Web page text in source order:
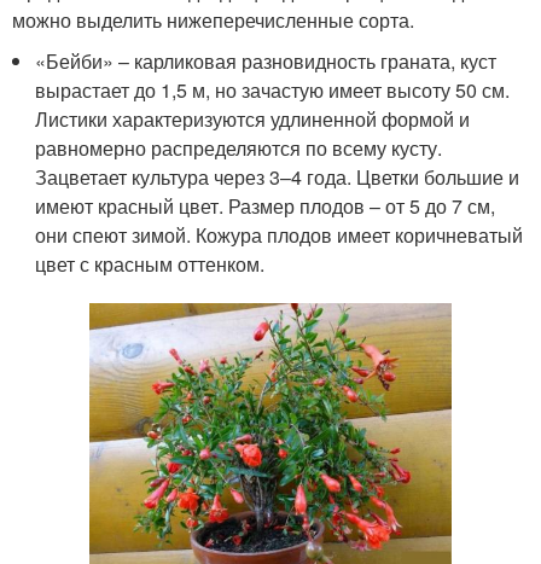
можно выделить нижеперечисленные сорта.
«Бейби» – карликовая разновидность граната, куст
вырастает до 1,5 м, но зачастую имеет высоту 50 см.
Листики характеризуются удлиненной формой и
равномерно распределяются по всему кусту.
Зацветает культура через 3–4 года. Цветки большие и
имеют красный цвет. Размер плодов – от 5 до 7 см,
они спеют зимой. Кожура плодов имеет коричневатый
цвет с красным оттенком.